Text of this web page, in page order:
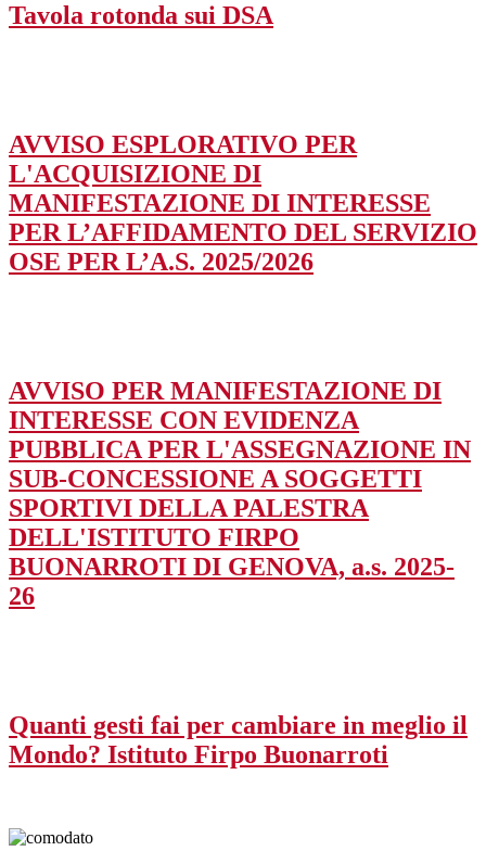
Tavola rotonda sui DSA
AVVISO ESPLORATIVO PER
L'ACQUISIZIONE DI
MANIFESTAZIONE DI INTERESSE
PER L’AFFIDAMENTO DEL SERVIZIO
OSE PER L’A.S. 2025/2026
AVVISO PER MANIFESTAZIONE DI
INTERESSE CON EVIDENZA
PUBBLICA PER L'ASSEGNAZIONE IN
SUB-CONCESSIONE A SOGGETTI
SPORTIVI DELLA PALESTRA
DELL'ISTITUTO FIRPO
BUONARROTI DI GENOVA, a.s. 2025-
26
Quanti gesti fai per cambiare in meglio il
Mondo? Istituto Firpo Buonarroti